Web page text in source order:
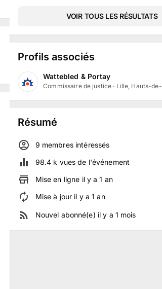
VOIR TOUS LES RÉSULTATS
Profils associés
Wattebled & Portay
Commissaire de justice · Lille, Hauts-de-
Résumé
9 membresintéressés
98.4 k vues de l'événement
Mise en ligne il y a1 an
Mise à jour il y a1 an
Nouvel abonné(e) il y a 1 mois